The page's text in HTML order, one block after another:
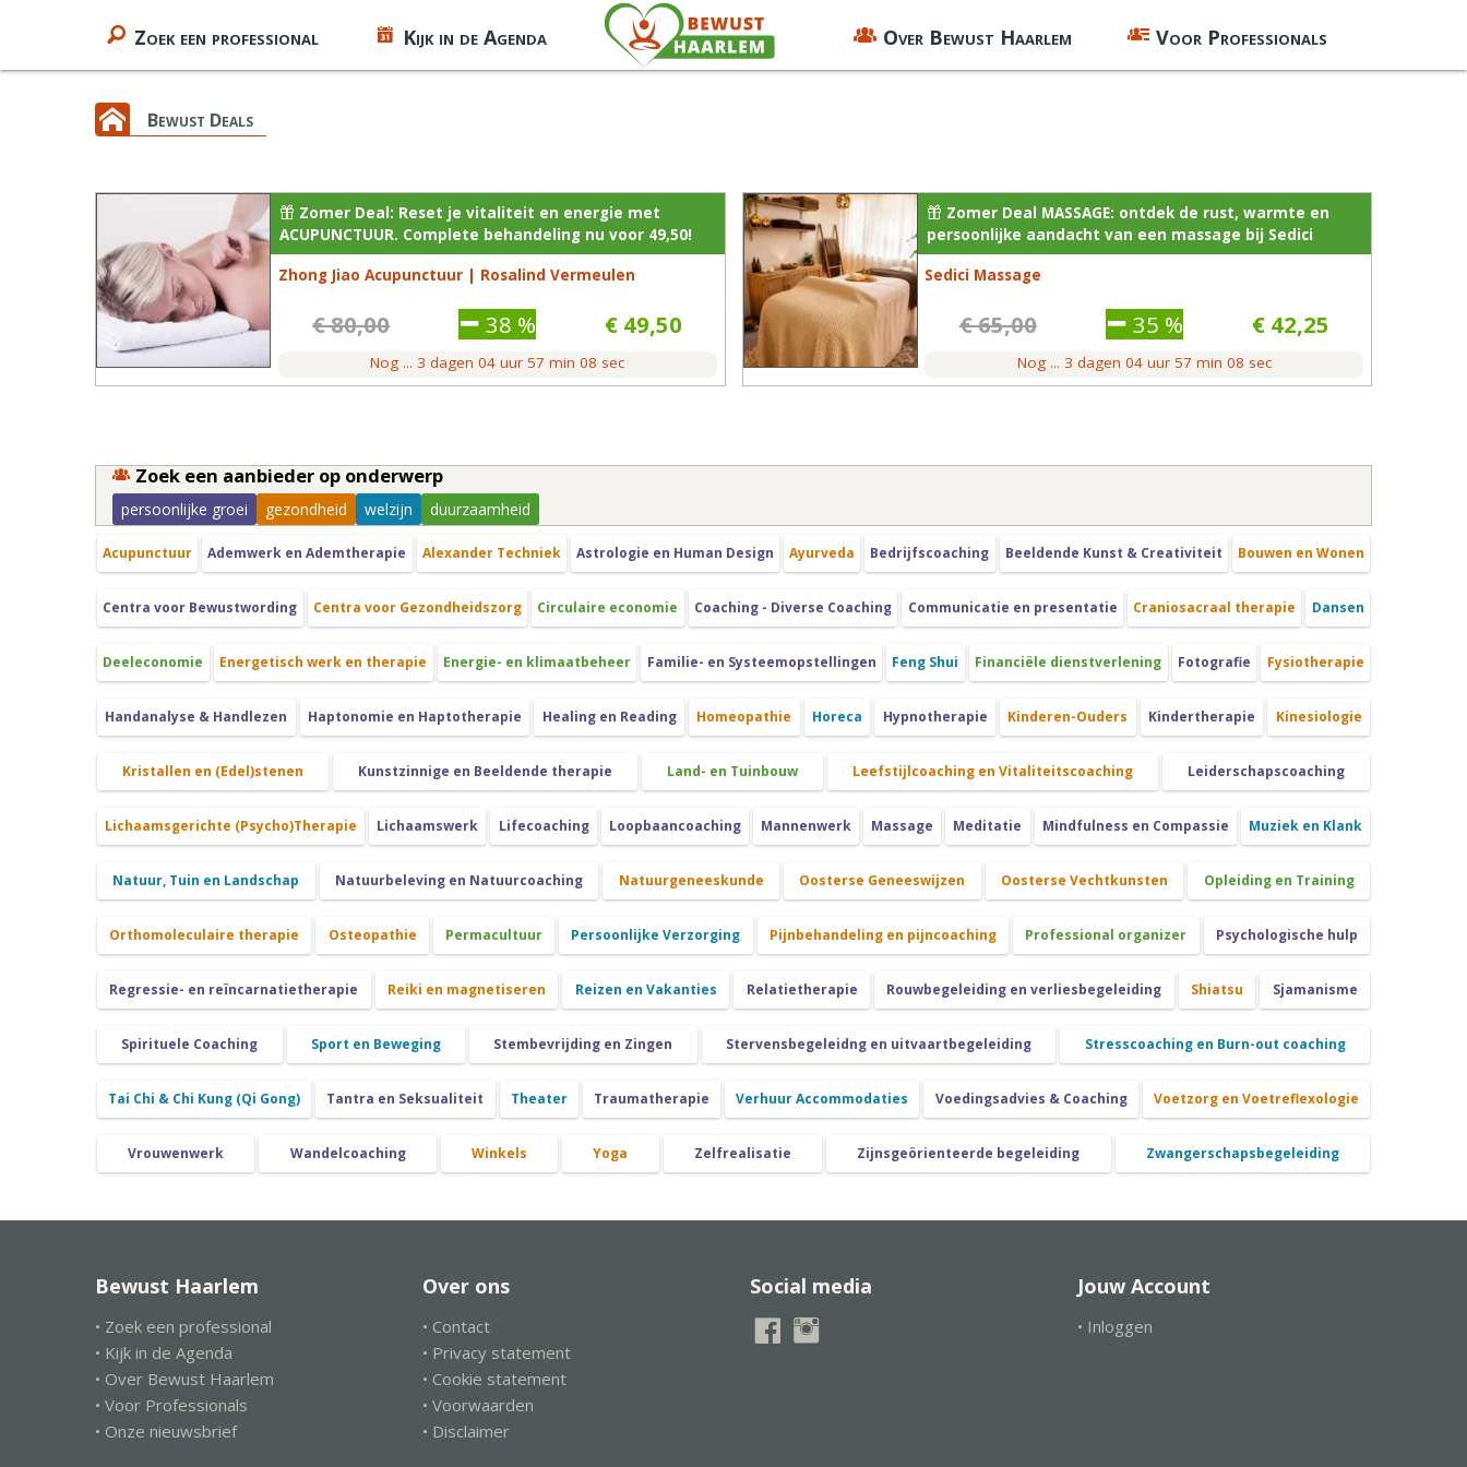
Zoek een professional Kijk in de Agenda Over Bewust Haarlem Voor Professionals
Bewust Deals
Zomer Deal: Reset je vitaliteit en energie met
ACUPUNCTUUR. Complete behandeling nu voor 49,50!
Zhong Jiao Acupunctuur | Rosalind Vermeulen
€ 80,00 38 % € 49,50
Nog ... 3 dagen04 uur 57 min08 sec
Zomer Deal MASSAGE: ontdek de rust, warmte en
persoonlijke aandacht van een massage bij Sedici
Sedici Massage
€ 65,00 35 % € 42,25
Nog... 3 dagen 04uur 57 min 08 sec
Zoek een aanbieder op onderwerp
persoonlijke groei gezondheid welzijn duurzaamheid
Acupunctuur Ademwerk en Ademtherapie Alexander Techniek Astrologie en Human Design Ayurveda Bedrijfscoaching Beeldende Kunst & Creativiteit Bouwen en Wonen
Centra voor Bewustwording Centra voor Gezondheidszorg Circulaire economie Coaching - Diverse Coaching Communicatie en presentatie Craniosacraal therapie Dansen
Deeleconomie Energetisch werk en therapie Energie- en klimaatbeheer Familie- en Systeemopstellingen Feng Shui Financiële dienstverlening Fotografie Fysiotherapie
Handanalyse & Handlezen Haptonomie en Haptotherapie Healing en Reading Homeopathie Horeca Hypnotherapie Kinderen-Ouders Kindertherapie Kinesiologie
Kristallen en (Edel)stenen Kunstzinnige en Beeldende therapie Land- en Tuinbouw Leefstijlcoaching en Vitaliteitscoaching Leiderschapscoaching
Lichaamsgerichte (Psycho)Therapie Lichaamswerk Lifecoaching Loopbaancoaching Mannenwerk Massage Meditatie Mindfulness en Compassie Muziek en Klank
Natuur, Tuin en Landschap Natuurbeleving en Natuurcoaching Natuurgeneeskunde Oosterse Geneeswijzen Oosterse Vechtkunsten Opleiding en Training
Orthomoleculaire therapie Osteopathie Permacultuur Persoonlijke Verzorging Pijnbehandeling en pijncoaching Professional organizer Psychologische hulp
Regressie- en reïncarnatietherapie Reiki en magnetiseren Reizen en Vakanties Relatietherapie Rouwbegeleiding en verliesbegeleiding Shiatsu Sjamanisme
Spirituele Coaching Sport en Beweging Stembevrijding en Zingen Stervensbegeleidng en uitvaartbegeleiding Stresscoaching en Burn-out coaching
Tai Chi & Chi Kung (Qi Gong) Tantra en Seksualiteit Theater Traumatherapie Verhuur Accommodaties Voedingsadvies & Coaching Voetzorg en Voetreflexologie
Vrouwenwerk Wandelcoaching Winkels Yoga Zelfrealisatie Zijnsgeörienteerde begeleiding Zwangerschapsbegeleiding
Bewust Haarlem
• Zoek een professional
• Kijk in de Agenda
• Over Bewust Haarlem
• Voor Professionals
• Onze nieuwsbrief
Over ons
• Contact
• Privacy statement
• Cookie statement
• Voorwaarden
• Disclaimer
Social media Jouw Account
• Inloggen